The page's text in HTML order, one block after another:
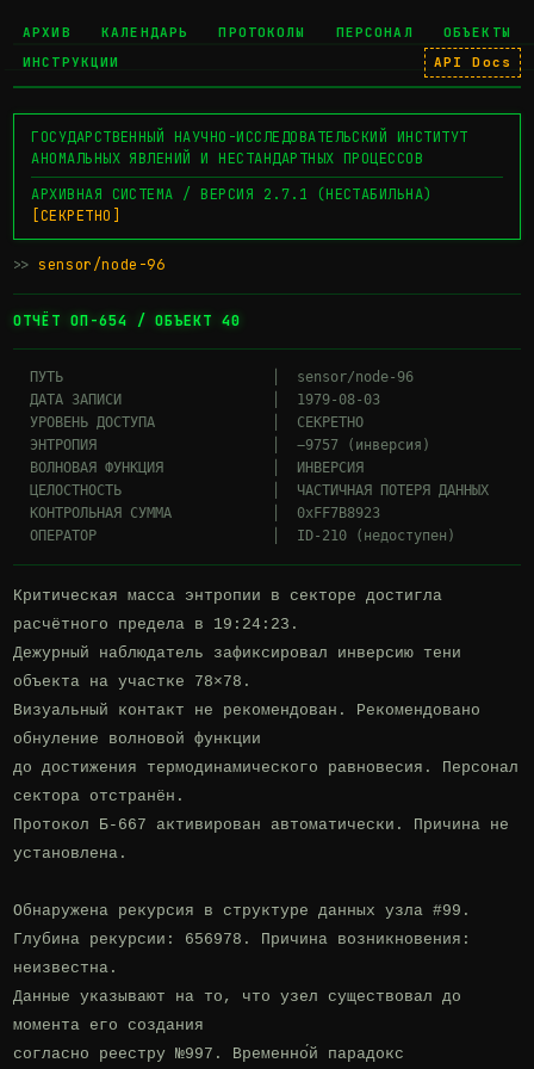
АРХИВ КАЛЕНДАРЬ ПРОТОКОЛЫ ПЕРСОНАЛ
ОБЪЕКТЫ
ИНСТРУКЦИИ
API Docs
ГОСУДАРСТВЕННЫЙ НАУЧНО-ИССЛЕДОВАТЕЛЬСКИЙ ИНСТИТУТ
АНОМАЛЬНЫХ ЯВЛЕНИЙ И НЕСТАНДАРТНЫХ ПРОЦЕССОВ
АРХИВНАЯ СИСТЕМА / ВЕРСИЯ 2.7.1 (НЕСТАБИЛЬНА)
[СЕКРЕТНО]
>> sensor/node-96
ОТЧЁТ ОП-654 / ОБЪЕКТ 40
  ПУТЬ                         │  sensor/node-96
  ДАТА ЗАПИСИ                  │  1979-08-03
  УРОВЕНЬ ДОСТУПА              │  СЕКРЕТНО
  ЭНТРОПИЯ                     │  −9757 (инверсия)
  ВОЛНОВАЯ ФУНКЦИЯ             │  ИНВЕРСИЯ
  ЦЕЛОСТНОСТЬ                  │  ЧАСТИЧНАЯ ПОТЕРЯ ДАННЫХ
  КОНТРОЛЬНАЯ СУММА            │  0xFF7B8923
Критическая масса энтропии в секторе достигла
расчётного предела в 19:24:23.
Дежурный наблюдатель зафиксировал инверсию тени
объекта на участке 78×78.
Визуальный контакт не рекомендован. Рекомендовано
обнуление волновой функции
до достижения термодинамического равновесия. Персонал
сектора отстранён.
Протокол Б-667 активирован автоматически. Причина не
установлена.
Обнаружена рекурсия в структуре данных узла #99.
Глубина рекурсии: 656978. Причина возникновения:
неизвестна.
Данные указывают на то, что узел существовал до
момента его создания
согласно реестру №997. Временно́й парадокс